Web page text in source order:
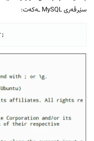
سێرڤەری MySQL ـەکەت: